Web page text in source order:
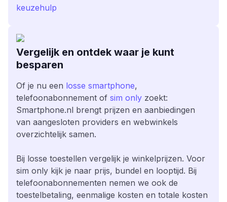
keuzehulp
Vergelijk en ontdek waar je kunt
besparen
Of je nu een losse smartphone,
telefoonabonnement of sim only zoekt:
Smartphone.nl brengt prijzen en aanbiedingen
van aangesloten providers en webwinkels
overzichtelijk samen.
Bij losse toestellen vergelijk je winkelprijzen. Voor
sim only kijk je naar prijs, bundel en looptijd. Bij
telefoonabonnementen nemen we ook de
toestelbetaling, eenmalige kosten en totale kosten